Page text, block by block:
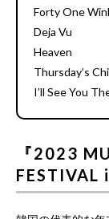
Forty One
Deja Vu
Heaven
Thursday’s
I’ll See You
『2023
FESTIVAL